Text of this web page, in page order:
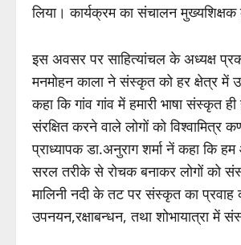
लिया। कार्यक्रम का संचालन मुख्यशिक्षक
इस अवसर पर साहित्यांचल के अध्यक्ष
मनमोहन काला ने संस्कृत को हर क्षेत्र में
कहा कि गांव गांव में हमारी भाषा संस्कृत
संरक्षित करने वाले लोगों को विश्वामित्र
प्राध्यापक डा.अनुराग शर्मा नें कहा कि
सरल तरीके से रोचक बनाकर लोगों को
मालिनी नदी के तट पर संस्कृत का
उपनयन,रक्षाबन्धन, तथा शोभायात्रा में